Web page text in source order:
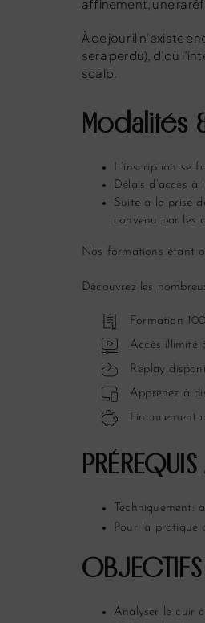
affinement, une
À ce jour il n’existe
sera perdu), d’où
scalp.
Modalités
L’inscription se
Délais d’accès
Suite à la prise
convenu par les
Nos formations étant
Découvrez les
Formation
Accès illimité
Replay
Apprenez à
Financement
Techniquement:
Pour la pratique
Analyser le cuir